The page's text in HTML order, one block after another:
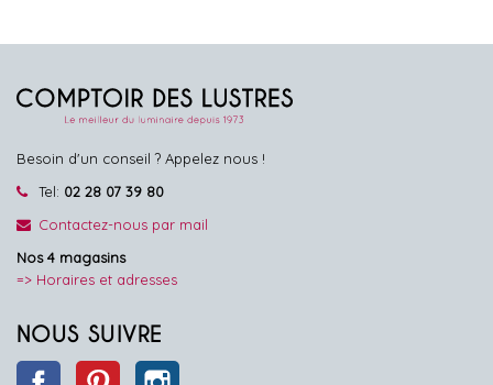
Besoin d'un conseil ? Appelez nous !
Tel: 02 28 07 39 80
Contactez-nous par mail
Nos 4 magasins
=> Horaires et adresses
NOUS SUIVRE
Facebook Pinterest